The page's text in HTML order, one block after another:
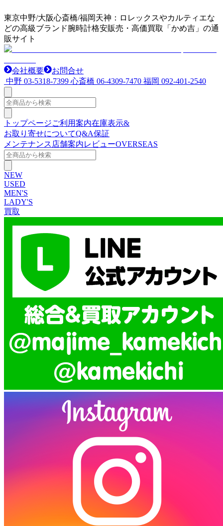
東京中野/大阪心斎橋/福岡天神：ロレックスやカルティエな
どの高級ブランド腕時計格安販売・高価買取「かめ吉」の通
販サイト
会社概要
お問合せ
中野 03-5318-7399 心斎橋 06-4309-7470 福岡 092-401-2540
トップページご利用案内在庫表示&
お取り寄せについてQ&A保証
メンテナンス 店舗案内レビューOVERSEAS
NEW
USED
MEN'S
LADY'S
買取